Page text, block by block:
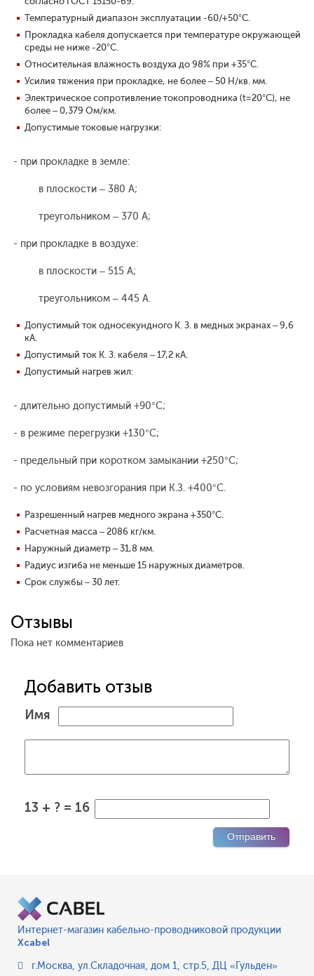
Температурный диапазон эксплуатации -60/+50°С.
Прокладка кабеля допускается при температуре окружающей
среды не ниже -20°С.
Относительная влажность воздуха до 98% при +35°С.
Усилия тяжения при прокладке, не более – 50 Н/кв. мм.
Электрическое сопротивление токопроводника (t=20°С), не
более – 0,379 Ом/км.
Допустимые токовые нагрузки:
- при прокладке в земле:
в плоскости – 380 А;
треугольником – 370 А;
- при прокладке в воздухе:
в плоскости – 515 А;
треугольником – 445 А.
Допустимый ток односекундного К. З. в медных экранах – 9,6
кА.
Допустимый ток К. З. кабеля – 17,2 кА.
Допустимый нагрев жил:
- длительно допустимый +90°С;
- в режиме перегрузки +130°С;
- предельный при коротком замыкании +250°С;
- по условиям невозгорания при К.З. +400°С.
Разрешенный нагрев медного экрана +350°С.
Расчетная масса – 2086 кг/км.
Наружный диаметр – 31,8 мм.
Радиус изгиба не меньше 15 наружных диаметров.
Срок службы – 30 лет.
Отзывы
Пока нет комментариев
Добавить отзыв
Имя
13 + ? = 16
Интернет-магазин кабельно-проводниковой продукции
Xcabel
г.Москва, ул.Складочная, дом 1, стр.5, ДЦ «Гульден»